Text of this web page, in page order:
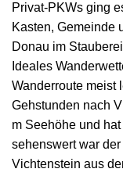
Privat-PKWs ging
Kasten, Gemeinde
Donau im
Ideales
Wanderroute meist
Gehstunden nach
m Seehöhe und
sehenswert war
Vichtenstein aus